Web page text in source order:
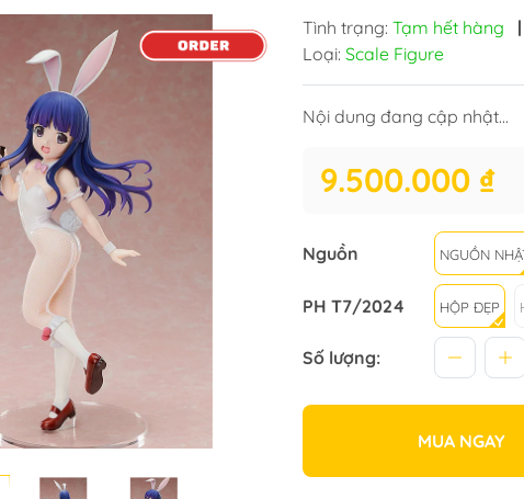
Tình trạng: Tạm hết hàng |
Loại: Scale Figure
Nội dung đang cập nhật...
9.500.000 ₫
Nguồn NGUỒN
PH T7/2024 HỘP ĐẸP
Số lượng:
MUA NGAY